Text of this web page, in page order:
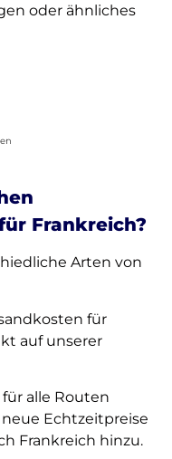
oder ähnliches
Frankreich?
Arten von
für
auf unserer
alle Routen
Echtzeitpreise
Frankreich hinzu.